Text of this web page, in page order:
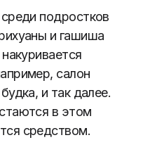
подростков
и гашиша
салон
и так далее.
в этом
средством.